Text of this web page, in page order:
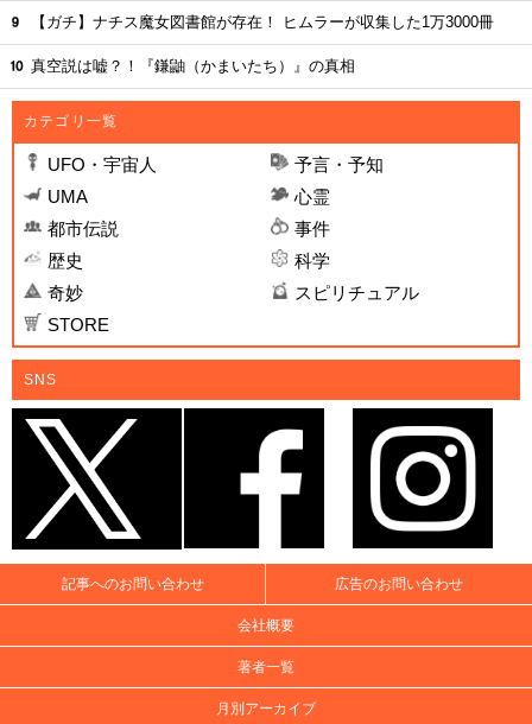
【ガチ】ナチス魔女図書館が存在！ ヒムラーが収集した1万3000冊
真空説は嘘？！『鎌鼬（かまいたち）』の真相
カテゴリ一覧
UFO・宇宙人
予言・予知
UMA
心霊
都市伝説
事件
歴史
科学
奇妙
スピリチュアル
STORE
SNS
記事へのお問い合わせ 広告のお問い合わせ
会社概要
著者一覧
月別アーカイブ